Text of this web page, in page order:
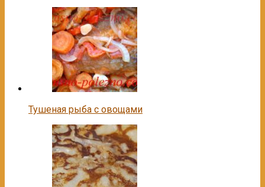
Тушеная рыба с овощами